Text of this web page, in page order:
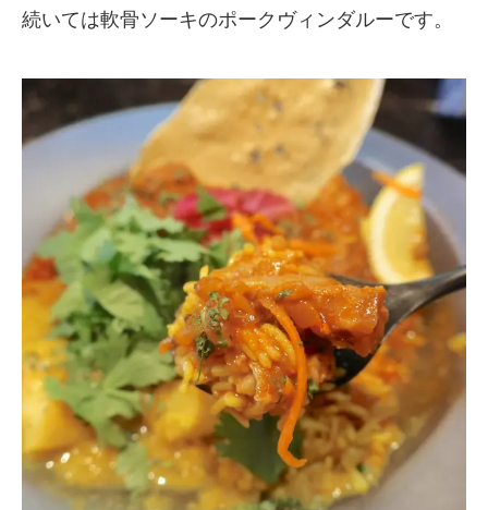
続いては軟骨ソーキのポークヴィンダルーです。